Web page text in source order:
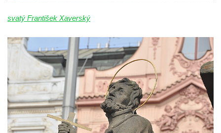
Sloup Panny Marie v Bílině
Sloup Nejsvětější Trojice v Ostrově
Sloup Panny Marie v Holanech
Sloup Panny Marie v Milhostově
Sloup Nejsvětější Trojice v Blíževedlech
Sloup Nejsvětější Trojice v Chomutově
Sloup svatého Floriána v Chomutově
svatý František Xaverský